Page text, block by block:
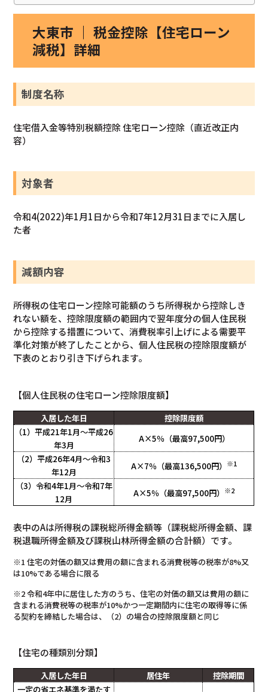
大東市 ｜ 税金控除【住宅ローン
減税】詳細
制度名称
住宅借入金等特別税額控除 住宅ローン控除（直近改正内
容）
対象者
令和4(2022)年1月1日から令和7年12月31日までに入居し
た者
減額内容
所得税の住宅ローン控除可能額のうち所得税から控除しき
れない額を、控除限度額の範囲内で翌年度分の個人住民税
から控除する措置について、消費税率引上げによる需要平
準化対策が終了したことから、個人住民税の控除限度額が
下表のとおり引き下げられます。
【個人住民税の住宅ローン控除限度額】
入居した年日
控除限度額
（1）平成21年1月～平成26
年3月
A×5％（最高97,500円）
（2）平成26年4月～令和3
年12月
A×7％（最高136,500円） ※1
（3）令和4年1月～令和7年
12月
A×5％（最高97,500円） ※2
表中のAは所得税の課税総所得金額等（課税総所得金額、課
税退職所得金額及び課税山林所得金額の合計額）です。
※1 住宅の対価の額又は費用の額に含まれる消費税等の税率が8%又
は10%である場合に限る
※2 令和4年中に居住した方のうち、住宅の対価の額又は費用の額に
含まれる消費税等の税率が10%かつ一定期間内に住宅の取得等に係
る契約を締結した場合は、（2）の場合の控除限度額と同じ
【住宅の種類別分類】
入居した年日 居住年
控除期間
一定の省エネ基準を満たす